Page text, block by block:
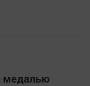
медалью